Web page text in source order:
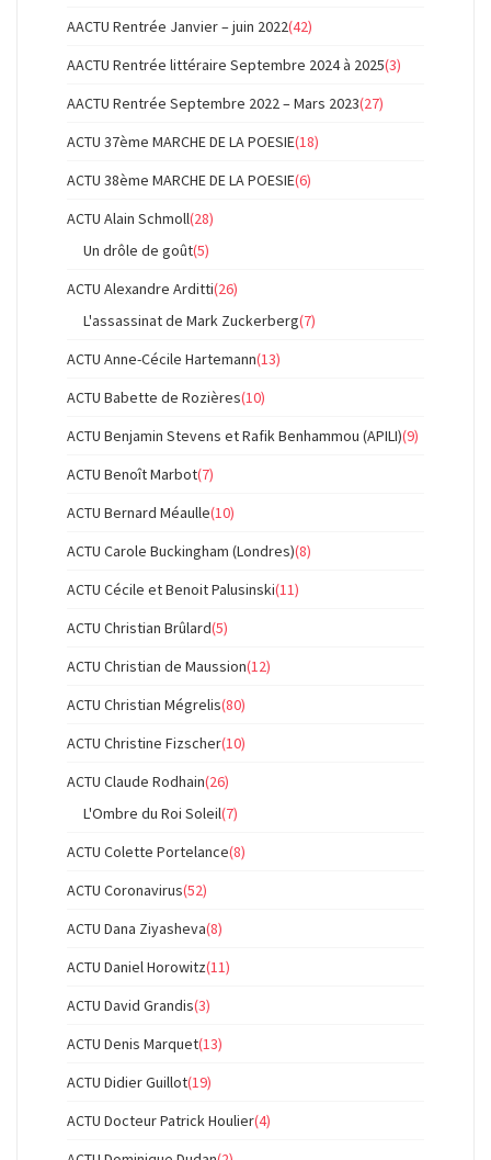
AACTU Rentrée Janvier – juin 2022(42)
AACTU Rentrée littéraire Septembre 2024 à 2025(3)
AACTU Rentrée Septembre 2022 – Mars 2023(27)
ACTU 37ème MARCHE DE LA POESIE(18)
ACTU 38ème MARCHE DE LA POESIE(6)
ACTU Alain Schmoll(28)
Un drôle de goût(5)
ACTU Alexandre Arditti(26)
L'assassinat de Mark Zuckerberg(7)
ACTU Anne-Cécile Hartemann(13)
ACTU Babette de Rozières(10)
ACTU Benjamin Stevens et Rafik Benhammou (APILI)(9)
ACTU Benoît Marbot(7)
ACTU Bernard Méaulle(10)
ACTU Carole Buckingham (Londres)(8)
ACTU Cécile et Benoit Palusinski(11)
ACTU Christian Brûlard(5)
ACTU Christian de Maussion(12)
ACTU Christian Mégrelis(80)
ACTU Christine Fizscher(10)
ACTU Claude Rodhain(26)
L'Ombre du Roi Soleil(7)
ACTU Colette Portelance(8)
ACTU Coronavirus(52)
ACTU Dana Ziyasheva(8)
ACTU Daniel Horowitz(11)
ACTU David Grandis(3)
ACTU Denis Marquet(13)
ACTU Didier Guillot(19)
ACTU Docteur Patrick Houlier(4)